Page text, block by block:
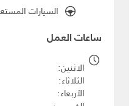
السيارات
ساعات العمل
الاثنين
الثلاثاء
الأربعاء